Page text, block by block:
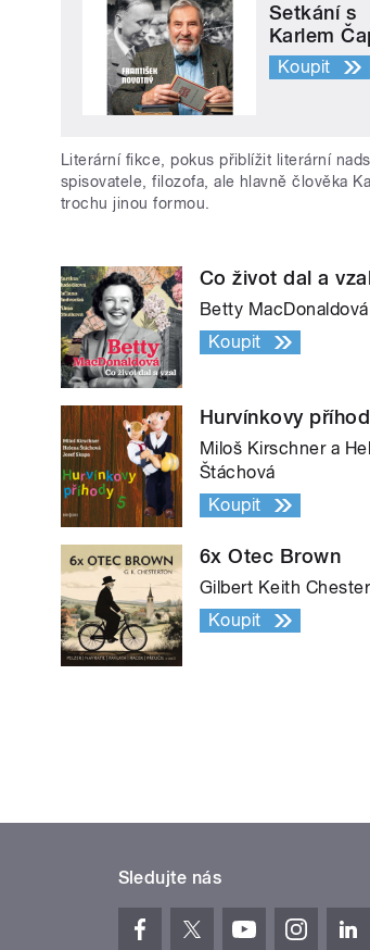
Setkání s
Karlem
Koupit
Literární fikce, pokus přiblížit literární
spisovatele, filozofa, ale hlavně člověka
trochu jinou formou.
Co život dal a
Betty MacDonaldová
Koupit
Hurvínkovy
Miloš Kirschner a
Štáchová
Koupit
6x Otec Brown
Gilbert Keith
Koupit
Sledujte nás